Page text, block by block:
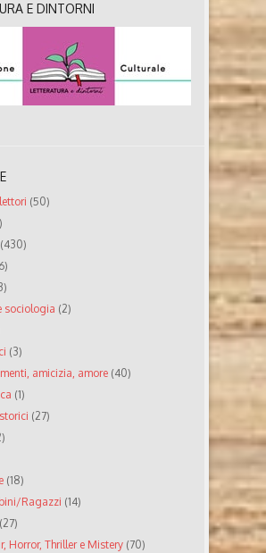
E DINTORNI
(50)
(430)
sociologia (2)
(3)
amicizia, amore (40)
(1)
(27)
(18)
Ragazzi (14)
(27)
Horror, Thriller e Mistery (70)